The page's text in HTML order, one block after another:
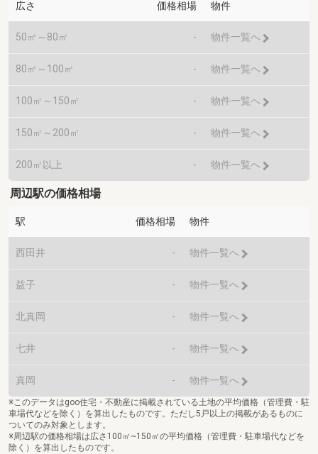
広さ 価格相場 物件
50㎡～80㎡ - 物件一覧へ
80㎡～100㎡ - 物件一覧へ
100㎡～150㎡ - 物件一覧へ
150㎡～200㎡ - 物件一覧へ
200㎡以上 - 物件一覧へ
周辺駅の価格相場
駅 価格相場 物件
西田井 - 物件一覧へ
益子 - 物件一覧へ
北真岡 - 物件一覧へ
七井 - 物件一覧へ
真岡 - 物件一覧へ
※このデータはgoo住宅・不動産に掲載されている土地の平均価格（管理費・駐
車場代などを除く）を算出したものです。ただし5戸以上の掲載があるものに
ついてのみ対象とします。
※周辺駅の価格相場は広さ100㎡~150㎡の平均価格（管理費・駐車場代などを
除く）を算出したものです。